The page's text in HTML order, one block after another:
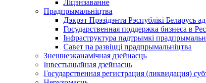
Ліцэнзаванне
Прадпрымальніцтва
Дэкрэт Прэзідэнта Рэспублікі Беларусь
Государственная поддержка бизнеса в
Інфраструктура падтрымкі
Савет па развіцці прадпрымальніцтва
Знешнеэканамічная дзейнасць
Інвестыцыйная дзейнасць
Государственная регистрация (ликвидация)